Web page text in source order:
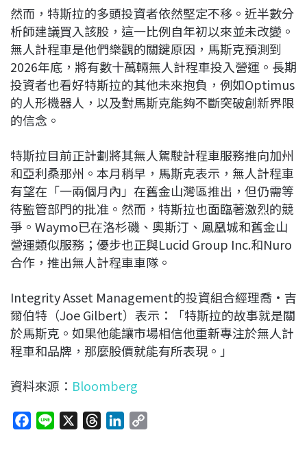
然而，特斯拉的多頭投資者依然堅定不移。近半數分
析師建議買入該股，這一比例自年初以來並未改變。
無人計程車是他們樂觀的關鍵原因，馬斯克預測到
2026年底，將有數十萬輛無人計程車投入營運。長期
投資者也看好特斯拉的其他未來抱負，例如Optimus
的人形機器人，以及對馬斯克能夠不斷突破創新界限
的信念。
特斯拉目前正計劃將其無人駕駛計程車服務推向加州
和亞利桑那州。本月稍早，馬斯克表示，無人計程車
有望在「一兩個月內」在舊金山灣區推出，但仍需等
待監管部門的批准。然而，特斯拉也面臨著激烈的競
爭。Waymo已在洛杉磯、奧斯汀、鳳凰城和舊金山
營運類似服務；優步也正與Lucid Group Inc.和Nuro
合作，推出無人計程車車隊。
Integrity Asset Management的投資組合經理喬·吉
爾伯特（Joe Gilbert）表示：「特斯拉的故事就是關
於馬斯克。如果他能讓市場相信他重新專注於無人計
程車和品牌，那麼股價就能有所表現。」
資料來源： Bloomberg